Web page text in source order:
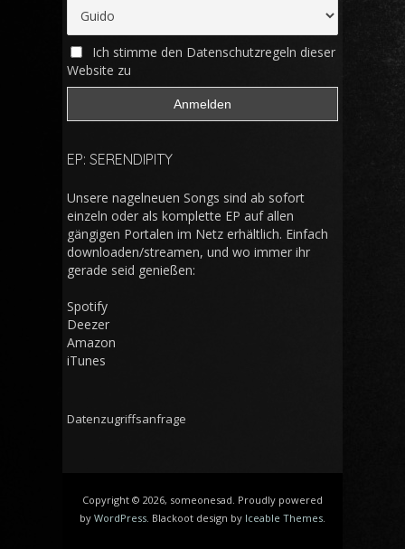
Ich stimme den Datenschutzregeln dieser
Website zu
EP: SERENDIPITY
Unsere nagelneuen Songs sind ab sofort
einzeln oder als komplette EP auf allen
gängigen Portalen im Netz erhältlich. Einfach
downloaden/streamen, und wo immer ihr
gerade seid genießen:
Spotify
Deezer
Amazon
iTunes
Datenzugriffsanfrage
Copyright © 2026, someonesad. Proudly powered
by WordPress . Blackoot design by Iceable Themes